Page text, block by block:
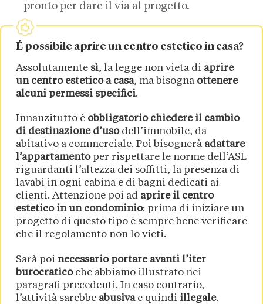
pronto per dare il via al progetto.
É possibile aprire un centro estetico in casa?
Assolutamente sì, la legge non vieta di aprire
un centro estetico a casa, ma bisogna ottenere
alcuni permessi specifici.
Innanzitutto è obbligatorio chiedere il cambio
di destinazione d’usodell’immobile, da
abitativo a commerciale. Poi bisognerà adattare
l’appartamentoper rispettare le norme dell’ASL
riguardanti l’altezza dei soffitti, la presenza di
lavabi in ogni cabina e di bagni dedicati ai
clienti. Attenzione poi ad aprire il centro
estetico in un condominio: prima di iniziare un
progetto di questo tipo è sempre bene verificare
che il regolamento non lo vieti.
Sarà poi necessario portare avanti l’iter
burocraticoche abbiamo illustrato nei
paragrafi precedenti. In caso contrario,
l’attività sarebbe abusivae quindi illegale.